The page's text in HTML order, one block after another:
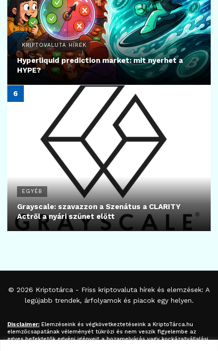
KRIPTOVALUTA HÍREK
Hyperliquid prediction market: mit nyerhet a
HYPE?
EGYÉB
Grayscale: szavazzon a Szenátus a CLARITY
Actről a nyári szünet előtt
© 2026 Kriptotárca - Friss kriptovaluta hírek és elemzések: A
legújabb trendek, árfolyamok és piacok egy helyen.
Disclaimer: Elemzéseink és végkövetkeztetéseink a KriptoTárca.hu
elemzőcsapatának véleményét tükrözi és nem veszik figyelembe az
egyes befektetők egyéni igényeit a hozamelvárás vagy kockázatvállalási